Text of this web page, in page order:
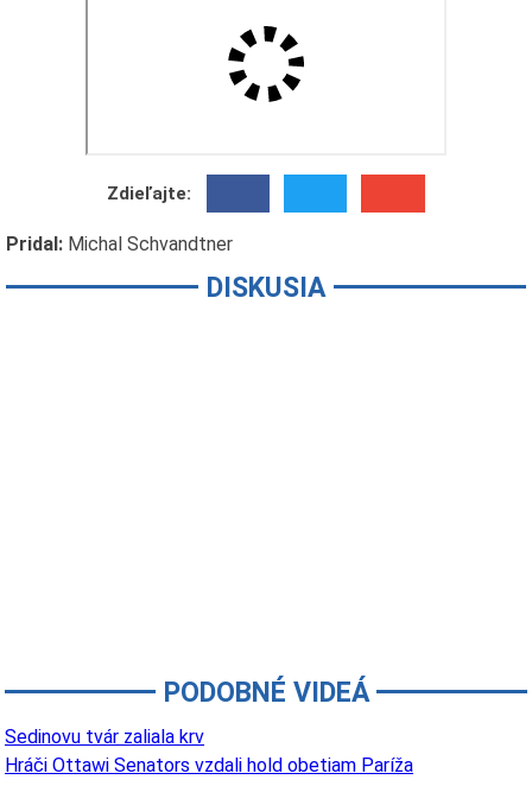
Zdieľajte:
Pridal: Michal Schvandtner
DISKUSIA
PODOBNÉ VIDEÁ
Sedinovu tvár zaliala krv
Hráči Ottawi Senators vzdali hold obetiam Paríža